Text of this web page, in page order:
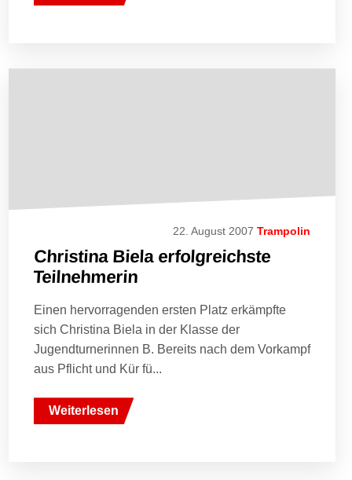
22. August 2007 Trampolin
Christina Biela erfolgreichste
Teilnehmerin
Einen hervorragenden ersten Platz erkämpfte
sich Christina Biela in der Klasse der
Jugendturnerinnen B. Bereits nach dem Vorkampf
aus Pflicht und Kür fü...
Weiterlesen